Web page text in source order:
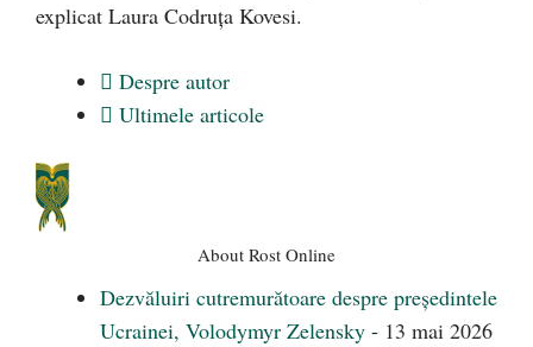
explicat Laura Codruța Kovesi.
Despre autor
Ultimele articole
About Rost Online
Dezvăluiri cutremurătoare despre președintele
Ucrainei, Volodymyr Zelensky - 13 mai 2026